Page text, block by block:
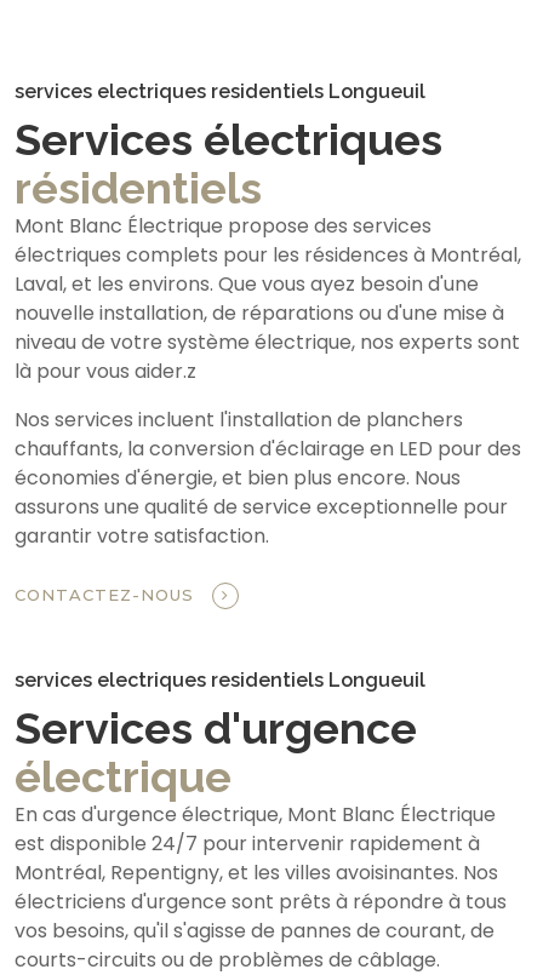
services electriques residentiels Longueuil
Services électriques
résidentiels
Mont Blanc Électrique propose des services
électriques complets pour les résidences à Montréal,
Laval, et les environs. Que vous ayez besoin d'une
nouvelle installation, de réparations ou d'une mise à
niveau de votre système électrique, nos experts sont
là pour vous aider.z
Nos services incluent l'installation de planchers
chauffants, la conversion d'éclairage en LED pour des
économies d'énergie, et bien plus encore. Nous
assurons une qualité de service exceptionnelle pour
garantir votre satisfaction.
CONTACTEZ-NOUS
services electriques residentiels Longueuil
Services d'urgence
électrique
En cas d'urgence électrique, Mont Blanc Électrique
est disponible 24/7 pour intervenir rapidement à
Montréal, Repentigny, et les villes avoisinantes. Nos
électriciens d'urgence sont prêts à répondre à tous
vos besoins, qu'il s'agisse de pannes de courant, de
courts-circuits ou de problèmes de câblage.